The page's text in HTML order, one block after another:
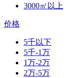
3000㎡以上
价格
5千以下
5千-1万
1万-2万
2万-5万